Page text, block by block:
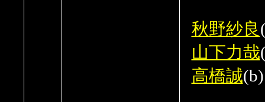
秋野紗良
山下力哉
高橋誠(b)